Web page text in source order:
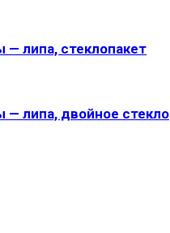
— липа, стеклопакет
— липа, двойное стекло